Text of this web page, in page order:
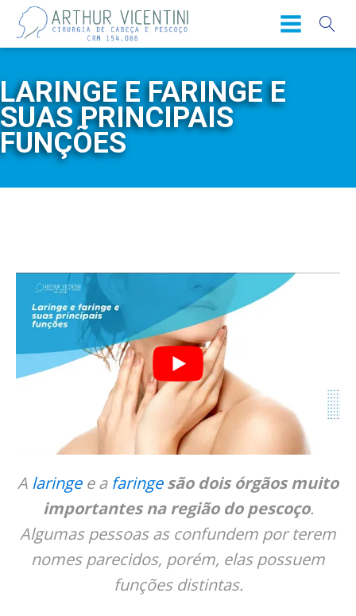
LARINGE E FARINGE E
SUAS PRINCIPAIS
FUNÇÕES
A laringee a faringe são dois órgãos muito
importantes na região do pescoço.
Algumas pessoas as confundem por terem
nomes parecidos, porém, elas possuem
funções distintas.